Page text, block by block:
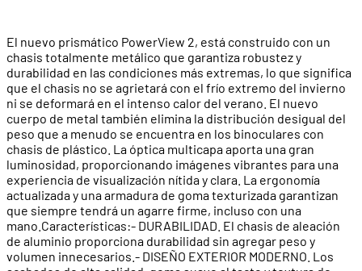
El nuevo prismático PowerView 2, está construido con un
chasis totalmente metálico que garantiza robustez y
durabilidad en las condiciones más extremas, lo que significa
que el chasis no se agrietará con el frío extremo del invierno
ni se deformará en el intenso calor del verano. El nuevo
cuerpo de metal también elimina la distribución desigual del
peso que a menudo se encuentra en los binoculares con
chasis de plástico. La óptica multicapa aporta una gran
luminosidad, proporcionando imágenes vibrantes para una
experiencia de visualización nítida y clara. La ergonomía
actualizada y una armadura de goma texturizada garantizan
que siempre tendrá un agarre firme, incluso con una
mano.Características:- DURABILIDAD. El chasis de aleación
de aluminio proporciona durabilidad sin agregar peso y
volumen innecesarios.- DISEÑO EXTERIOR MODERNO. Los